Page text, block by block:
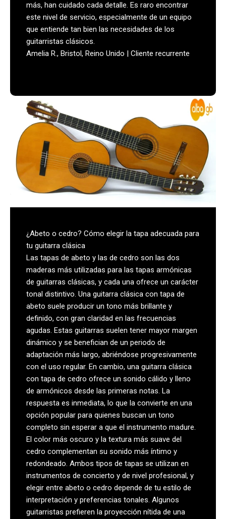
más, han cuidado cada detalle. Es raro encontrar
este nivel de servicio, especialmente de un equipo
que entiende tan bien las necesidades de los
guitarristas clásicos.
Amelia R., Bristol, Reino Unido | Cliente recurrente
¿Abeto o cedro? Cómo elegir la tapa adecuada para
tu guitarra clásica
Las tapas de abeto y las de cedro son las dos
maderas más utilizadas para las tapas armónicas
de guitarras clásicas, y cada una ofrece un carácter
tonal distintivo. Una guitarra clásica con tapa de
abeto suele producir un tono más brillante y
definido, con gran claridad en las frecuencias
agudas. Estas guitarras suelen tener mayor margen
dinámico y se benefician de un periodo de
adaptación más largo, abriéndose progresivamente
con el uso regular. En cambio, una guitarra clásica
con tapa de cedro ofrece un sonido cálido y lleno
de armónicos desde las primeras notas. La
respuesta es inmediata, lo que la convierte en una
opción popular para quienes buscan un tono
completo sin esperar a que el instrumento madure.
El color más oscuro y la textura más suave del
cedro complementan su sonido más íntimo y
redondeado. Ambos tipos de tapas se utilizan en
instrumentos de concierto y de nivel profesional, y
elegir entre abeto o cedro depende de tu estilo de
interpretación y preferencias tonales. Algunos
guitarristas prefieren la proyección nítida de una